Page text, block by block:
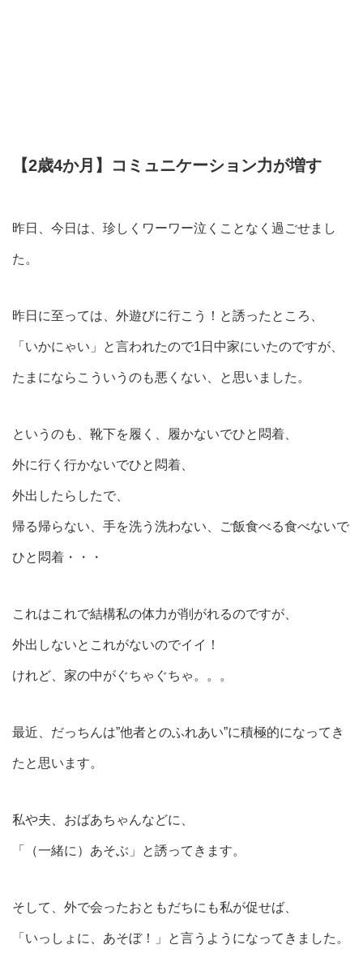
【2歳4か月】コミュニケーション力が増す
昨日、今日は、珍しくワーワー泣くことなく過ごせまし
た。
昨日に至っては、外遊びに行こう！と誘ったところ、
「いかにゃい」と言われたので1日中家にいたのですが、
たまにならこういうのも悪くない、と思いました。
というのも、靴下を履く、履かないでひと悶着、
外に行く行かないでひと悶着、
外出したらしたで、
帰る帰らない、手を洗う洗わない、ご飯食べる食べないで
ひと悶着・・・
これはこれで結構私の体力が削がれるのですが、
外出しないとこれがないのでイイ！
けれど、家の中がぐちゃぐちゃ。。。
最近、だっちんは”他者とのふれあい”に積極的になってき
たと思います。
私や夫、おばあちゃんなどに、
「（一緒に）あそぶ」と誘ってきます。
そして、外で会ったおともだちにも私が促せば、
「いっしょに、あそぼ！」と言うようになってきました。